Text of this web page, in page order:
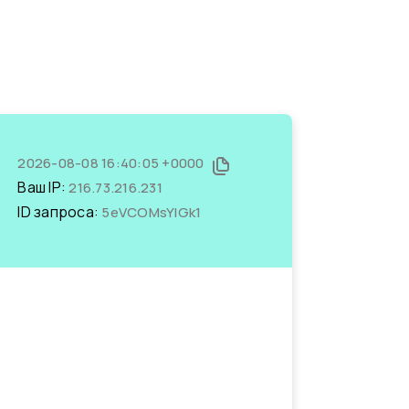
2026-08-08 16:40:05 +0000
Ваш IP:216.73.216.231
ID запроса: 5eVCOMsYIGk1